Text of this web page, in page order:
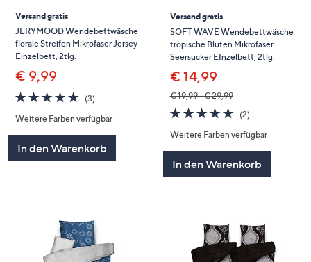
Versand gratis
JERYMOOD Wendebettwäsche
florale Streifen Mikrofaser Jersey
Einzelbett, 2tlg.
€ 9,99
5.0
von
5
(3)3
Weitere Farben verfügbar
In den Warenkorb
Versand gratis
SOFT WAVE Wendebettwäsche
tropische Blüten Mikrofaser
Seersucker EInzelbett, 2tlg.
€ 14,99
€ 19,99 - € 29,99
5.0
von
5
(2)2
Weitere Farben verfügbar
In den Warenkorb